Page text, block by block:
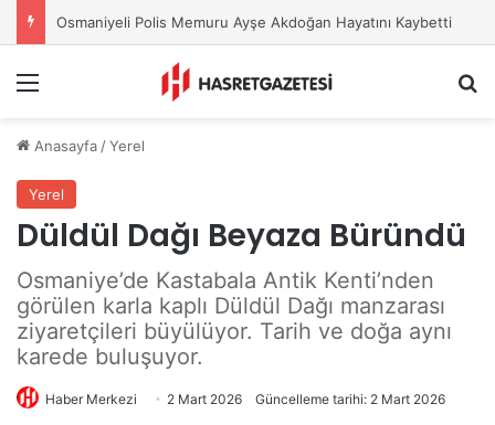
Osmaniye Belediyesi’nden Sahte Aramalara Kritik Uyarı
Anasayfa /Yerel
Yerel
Düldül Dağı Beyaza Büründü
Osmaniye’de Kastabala Antik Kenti’nden
görülen karla kaplı Düldül Dağı manzarası
ziyaretçileri büyülüyor. Tarih ve doğa aynı
karede buluşuyor.
Haber Merkezi 2 Mart 2026 Güncelleme tarihi: 2 Mart 2026